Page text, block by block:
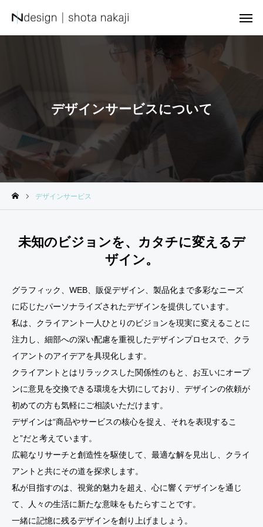
デザインサービスについて
デザインサービス
未知のビジョンを、カタチに変えるデ
ザイン。
グラフィック、WEB、販促デザイン、製品化まで多彩なニーズ
に応じたパーソナライズされたデザインを提供しています。
私は、クライアント一人ひとりのビジョンを現実に変えることに
注力し、細部への深い配慮を重視したデザインプロセスで、クラ
イアントのアイデアを具現化します。
クライアントとはリラックスした関係性のもと、お互いにオープ
ンに意見を交換できる環境を大切にしており、デザインの依頼が
初めての方も気軽にご相談いただけます。
デザインは“商品やサービスの核心を捉え、それを表現するこ
と”だと考えています。
広範なリサーチと創造性を駆使して、最適な解を見出し、クライ
アントと共にその道を探求します。
私が目指すのは、視覚的魅力を超え、心に響くデザインを通じ
て、人々の生活に新たな意味をもたらすことです。
一緒に記憶に残るデザインを創り上げましょう。